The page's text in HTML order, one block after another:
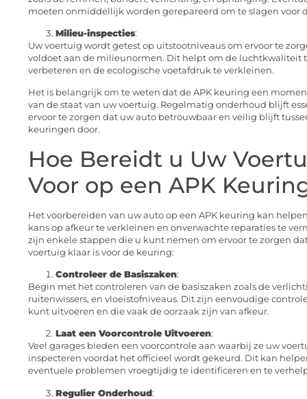
moeten onmiddellijk worden gerepareerd om te slagen voor
Milieu-inspecties:
Uw voertuig wordt getest op uitstootniveaus om ervoor te
voldoet aan de milieunormen. Dit helpt om de luchtkwaliteit
verbeteren en de ecologische voetafdruk te verkleinen.
Het is belangrijk om te weten dat de APK keuring een
van de staat van uw voertuig. Regelmatig onderhoud blijft
ervoor te zorgen dat uw auto betrouwbaar en veilig blijft
keuringen door.
Hoe Bereidt u Uw
Voor op een APK
Het voorbereiden van uw auto op een APK keuring kan
kans op afkeur te verkleinen en onverwachte reparaties te
zijn enkele stappen die u kunt nemen om ervoor te zorgen
voertuig klaar is voor de keuring:
Controleer de Basiszaken:
Begin met het controleren van de basiszaken zoals de
ruitenwissers, en vloeistofniveaus. Dit zijn eenvoudige
kunt uitvoeren en die vaak de oorzaak zijn van afkeur.
Laat een Voorcontrole Uitvoeren:
Veel garages bieden een voorcontrole aan waarbij ze uw
inspecteren voordat het officieel wordt gekeurd. Dit kan
eventuele problemen vroegtijdig te identificeren en te
Regulier Onderhoud: